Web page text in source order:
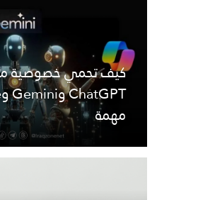
كيف تحمي خصوصية
مهمة